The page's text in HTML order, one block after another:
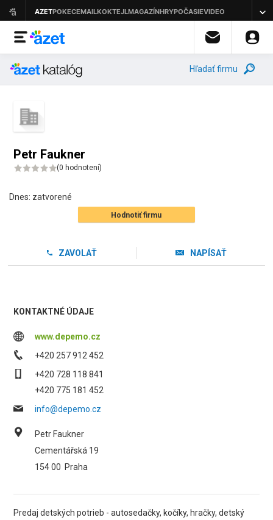
Hľadať firmu
Petr Faukner
(0 hodnotení)
Dnes: zatvorené
Hodnotiť firmu
ZAVOLAŤ NAPÍSAŤ
KONTAKTNÉ ÚDAJE
www.depemo.cz
+420 257 912 452
+420 728 118 841
+420 775 181 452
info@depemo.cz
Petr Faukner
Cementářská 19
154 00 Praha
Predaj detských potrieb - autosedačky, kočíky, hračky, detský